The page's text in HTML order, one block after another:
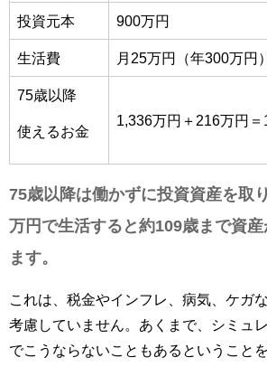
投資元本 900万円
生活費 月25万円（年300万円）
75歳以降
使えるお金
1,336万円＋216万円＝
75歳以降は働かずに投資資産を取
万円で生活すると約109歳まで資産
ます。
これは、税金やインフレ、病気、ケガ
考慮していません。あくまで、シミュ
でこうならないこともあるということ